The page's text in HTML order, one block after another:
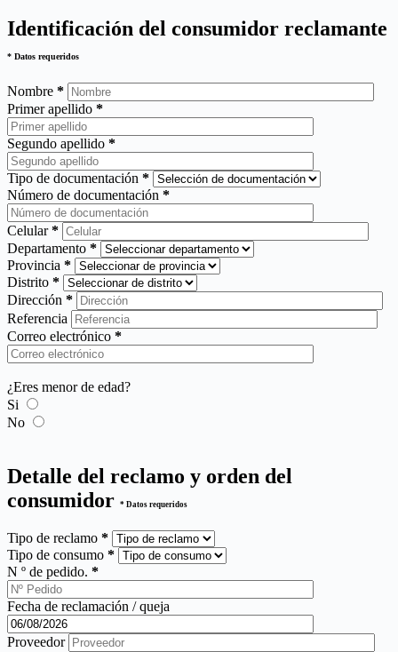
Identificación del consumidor reclamante
* Datos requeridos
Nombre *
Primer apellido *
Segundo apellido *
Tipo de documentación *
Número de documentación *
Celular*
Departamento *
Provincia *
Distrito *
Dirección *
Referencia
Correo electrónico *
¿Eres menor de edad?
Si
No
Detalle del reclamo y orden del
consumidor * Datos requeridos
Tipo de reclamo *
Tipo de consumo *
N º de pedido. *
Fecha de reclamación / queja
Proveedor